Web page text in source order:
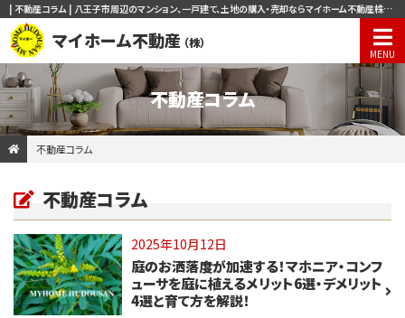
| 不動産コラム | 八王子市周辺のマンション、一戸建て、土地の購入・売却ならマイホーム不動産株式会社
マイホーム不動産（株）
不動産コラム
不動産コラム
不動産コラム
2025年10月12日
庭のお洒落度が加速する！マホニア・コンフ
ューサを庭に植えるメリット6選・デメリット
4選と育て方を解説！